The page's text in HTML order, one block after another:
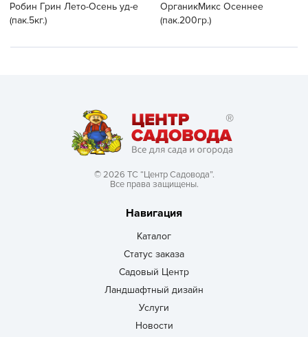
Робин Грин Лето-Осень уд-е
(пак.5кг.)
ОрганикМикс Осеннее
(пак.200гр.)
© 2026 ТС “Центр Садовода”.
Все права защищены.
Навигация
Каталог
Статус заказа
Садовый Центр
Ландшафтный дизайн
Услуги
Новости